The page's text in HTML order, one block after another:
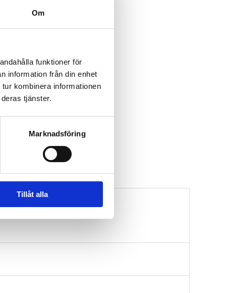
Om
funktioner för
information från din enhet
kombinera informationen
tjänster.
Marknadsföring
Tillåt alla